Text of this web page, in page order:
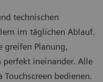
technischen
im täglichen Ablauf.
greifen Planung,
ineinander. Alle
bedienen.